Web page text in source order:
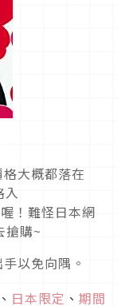
大概都落在
入
！難怪日本網
搶購~
以免向隅。
、 日本限定 、 期間